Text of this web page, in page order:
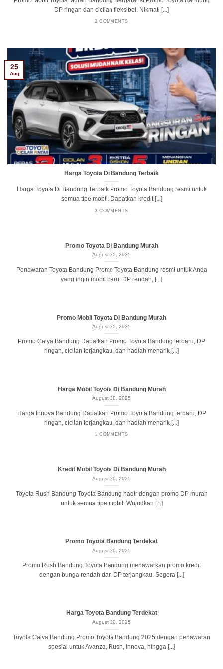
DP ringan dan cicilan fleksibel. Nikmati [...]
2 COMMENTS
Harga Toyota Di Bandung Terbaik
Harga Toyota Di Bandung Terbaik Promo Toyota Bandung resmi untuk
semua tipe mobil. Dapatkan kredit [...]
3 COMMENTS
25
Aug
Promo Toyota Di Bandung Murah
August 20, 2025
Penawaran Toyota Bandung Promo Toyota Bandung resmi untuk Anda
yang ingin mobil baru. DP rendah, [...]
Promo Mobil Toyota Di Bandung Murah
August 20, 2025
Promo Calya Bandung Dapatkan Promo Toyota Bandung terbaru, DP
ringan, cicilan terjangkau, dan hadiah menarik [...]
Harga Mobil Toyota Di Bandung Murah
August 20, 2025
Harga Innova Bandung Dapatkan Promo Toyota Bandung terbaru, DP
ringan, cicilan terjangkau, dan hadiah menarik [...]
1 COMMENTS
Kredit Mobil Toyota Di Bandung Murah
August 20, 2025
Toyota Rush Bandung Toyota Bandung hadir dengan promo DP murah
untuk semua tipe mobil. Wujudkan [...]
Promo Toyota Bandung Terdekat
August 20, 2025
Promo Rush Bandung Toyota Bandung menawarkan promo kredit
dengan bunga rendah dan DP terjangkau. Segera [...]
Harga Toyota Bandung Terdekat
August 20, 2025
Toyota Calya Bandung Promo Toyota Bandung 2025 dengan penawaran
spesial untuk Avanza, Rush, Innova, hingga [...]